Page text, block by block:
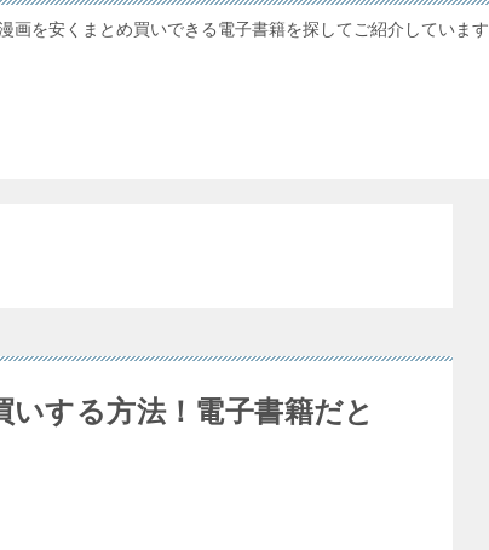
画を安くまとめ買いできる電子書籍を探してご紹介しています
する方法！電子書籍だと